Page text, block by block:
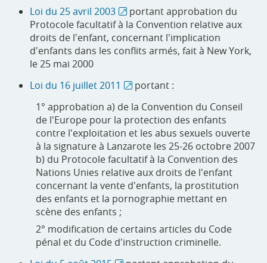
Loi du 25 avril 2003
portant approbation du
Protocole facultatif à la Convention relative aux
droits de l'enfant, concernant l'implication
d'enfants dans les conflits armés, fait à New York,
le 25 mai 2000
Loi du 16 juillet 2011
portant :
1° approbation a) de la Convention du Conseil
de l'Europe pour la protection des enfants
contre l'exploitation et les abus sexuels ouverte
à la signature à Lanzarote les 25-26 octobre 2007
b) du Protocole facultatif à la Convention des
Nations Unies relative aux droits de l'enfant
concernant la vente d'enfants, la prostitution
des enfants et la pornographie mettant en
scène des enfants ;
2° modification de certains articles du Code
pénal et du Code d'instruction criminelle.